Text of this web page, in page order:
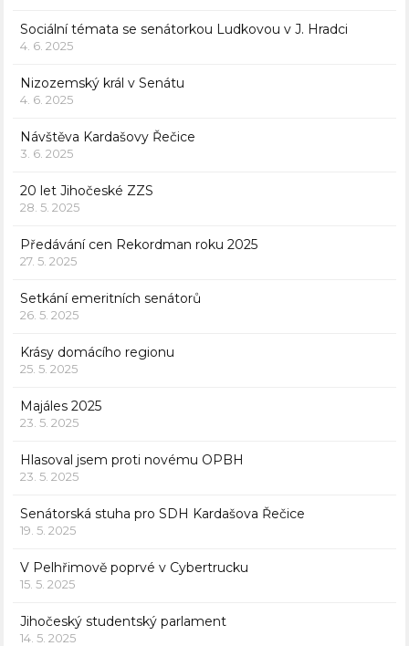
Sociální témata se senátorkou Ludkovou v J. Hradci
4. 6. 2025
Nizozemský král v Senátu
4. 6. 2025
Návštěva Kardašovy Řečice
3. 6. 2025
20 let Jihočeské ZZS
28. 5. 2025
Předávání cen Rekordman roku 2025
27. 5. 2025
Setkání emeritních senátorů
26. 5. 2025
Krásy domácího regionu
25. 5. 2025
Majáles 2025
23. 5. 2025
Hlasoval jsem proti novému OPBH
23. 5. 2025
Senátorská stuha pro SDH Kardašova Řečice
19. 5. 2025
V Pelhřimově poprvé v Cybertrucku
15. 5. 2025
Jihočeský studentský parlament
14. 5. 2025